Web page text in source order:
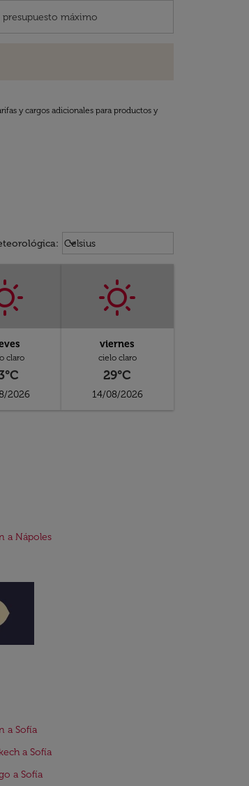
y cargos adicionales para productos y
: Weather unit option Celsius
Celsius
keyboard_arrow_down
claro
2026
viernes
cielo claro
29°C
14/08/2026
a Nápoles
a Sofía
a Sofía
a Sofía